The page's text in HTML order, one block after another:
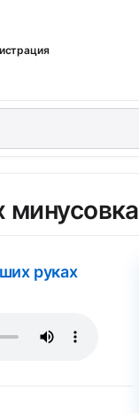
минусовка
руках